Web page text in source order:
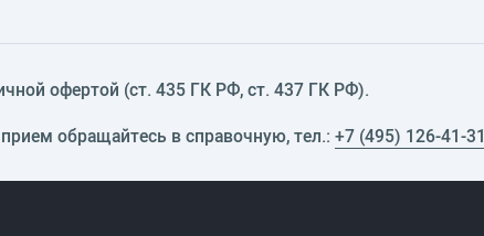
офертой (ст. 435 ГК РФ, cт. 437 ГК РФ).
обращайтесь в справочную, тел.: +7 (495) 126-41-31